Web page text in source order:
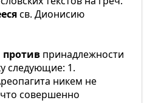
св. Дионисию
принадлежности
следующие: 1.
никем не
совершенно